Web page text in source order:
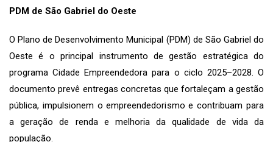
PDM de São Gabriel do Oeste
O Plano de Desenvolvimento Municipal (PDM) de São Gabriel do
Oeste é o principal instrumento de gestão estratégica do
programa Cidade Empreendedora para o ciclo 2025–2028. O
documento prevê entregas concretas que fortaleçam a gestão
pública, impulsionem o empreendedorismo e contribuam para
a geração de renda e melhoria da qualidade de vida da
população.